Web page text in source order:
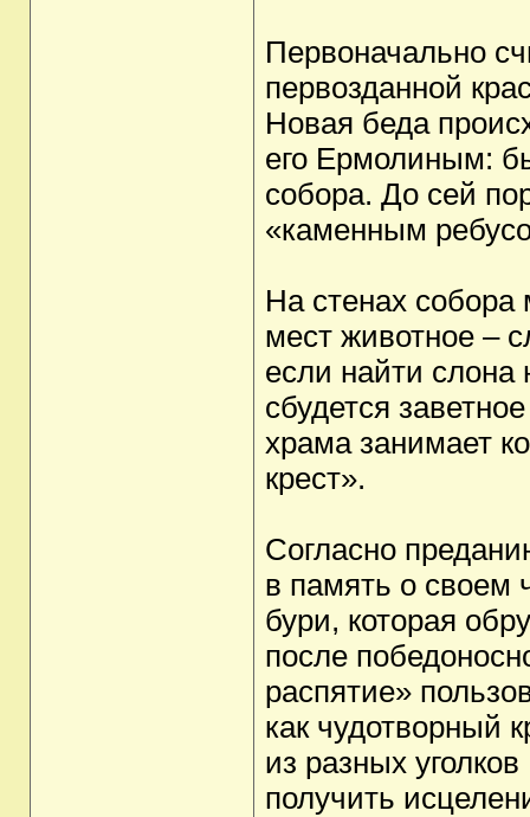
Первоначально
первозданной
Новая беда
его Ермолиным:
собора. До сей
«каменным
На стенах
мест животное –
если найти слона
сбудется
храма занимает
крест».
Согласно
в память о своем
бури, которая
после
распятие»
как чудотворный
из разных
получить